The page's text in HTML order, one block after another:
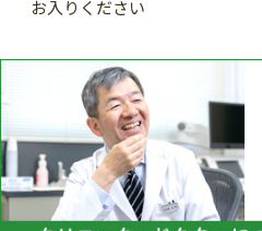
お入りください